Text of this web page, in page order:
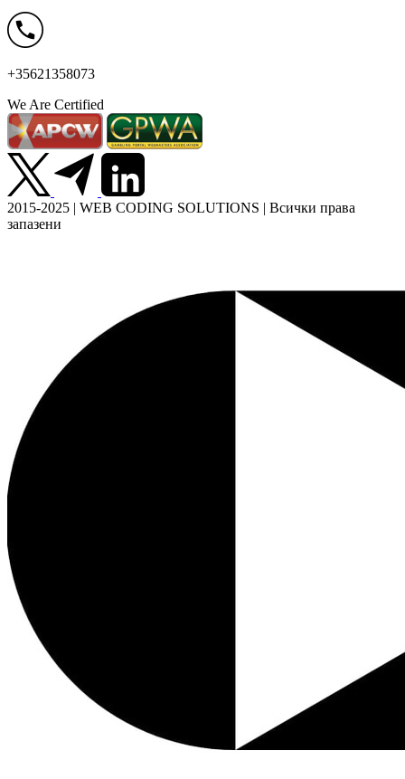
+35621358073
We Are Certified
2015-2025 | WEB CODING SOLUTIONS | Всички права
запазени